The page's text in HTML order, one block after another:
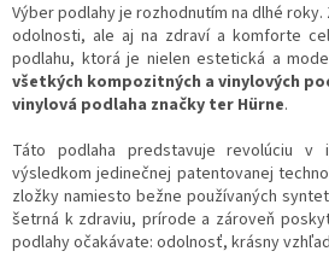
Výber podlahy je rozhodnutím na dlhé roky.
odolnosti, ale aj na zdraví a komforte
podlahu, ktorá je nielen estetická a
všetkých kompozitných a vinylových
vinylová podlaha značky ter Hürne.
Táto podlaha predstavuje revolúciu v
výsledkom jedinečnej patentovanej
zložky namiesto bežne používaných
šetrná k zdraviu, prírode a zároveň
podlahy očakávate: odolnosť, krásny